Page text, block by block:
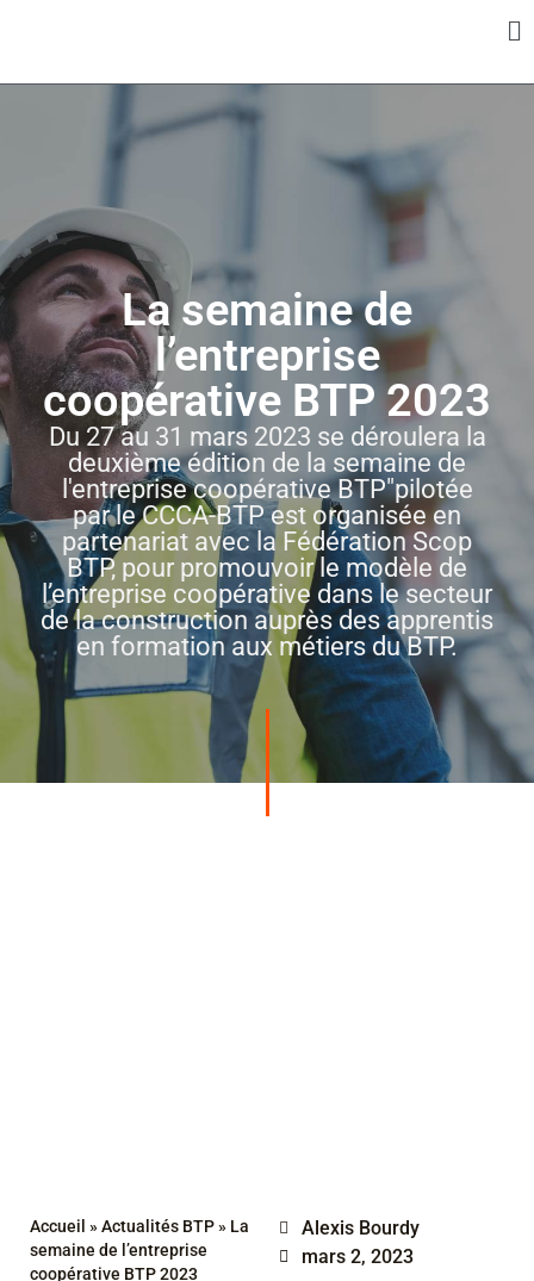
La semaine de
l’entreprise
coopérative BTP 2023
Du 27 au 31 mars 2023 se déroulera la
deuxième édition de la semaine de
l'entreprise coopérative BTP"pilotée
par le CCCA-BTP est organisée en
partenariat avec la Fédération Scop
BTP, pour promouvoir le modèle de
l’entreprise coopérative dans le secteur
de la construction auprès des apprentis
en formation aux métiers du BTP.
Accueil »Actualités BTP» La
semaine de l’entreprise
coopérative BTP 2023
Alexis Bourdy
mars 2, 2023